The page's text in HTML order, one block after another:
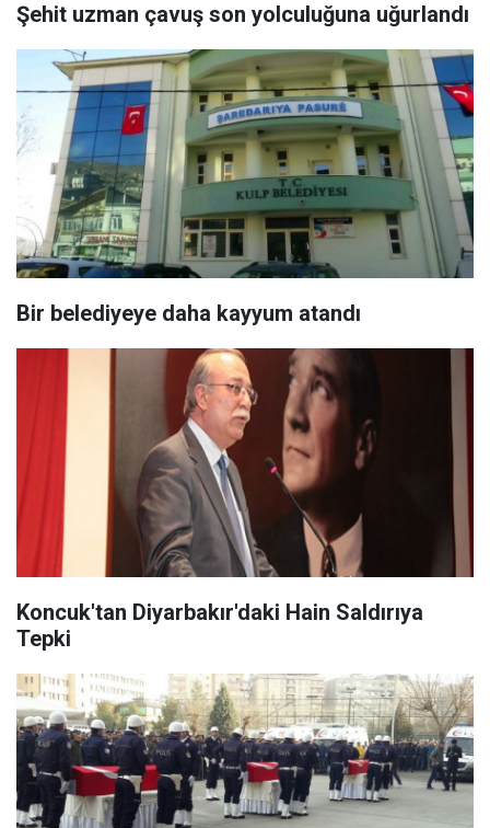
Şehit uzman çavuş son yolculuğuna uğurlandı
Bir belediyeye daha kayyum atandı
Koncuk'tan Diyarbakır'daki Hain Saldırıya
Tepki